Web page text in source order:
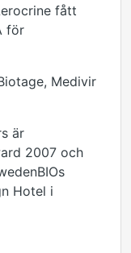
fått
för
Medivir
är
2007 och
Hotel i